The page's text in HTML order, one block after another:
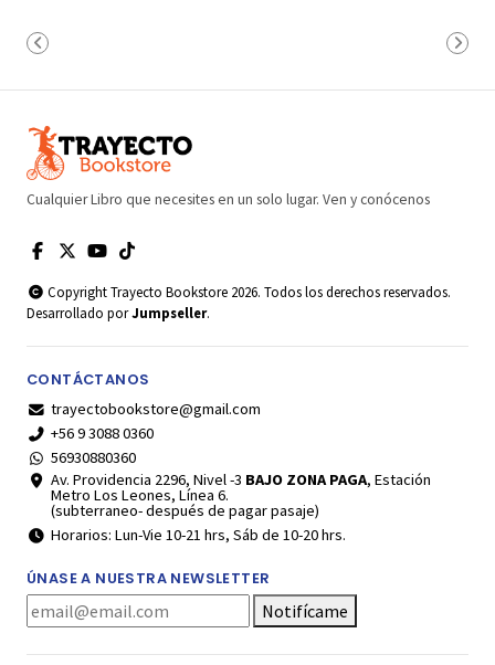
Cualquier Libro que necesites en un solo lugar. Ven y conócenos
Copyright Trayecto Bookstore 2026. Todos los derechos reservados.
Desarrollado porJumpseller.
CONTÁCTANOS
trayectobookstore@gmail.com
+56 9 3088 0360
56930880360
Av. Providencia 2296, Nivel -3 BAJO ZONA PAGA, Estación
Metro Los Leones, Línea 6.
(subterraneo- después de pagar pasaje)
Horarios: Lun-Vie 10-21 hrs, Sáb de 10-20 hrs.
ÚNASE A NUESTRA NEWSLETTER
Notifícame